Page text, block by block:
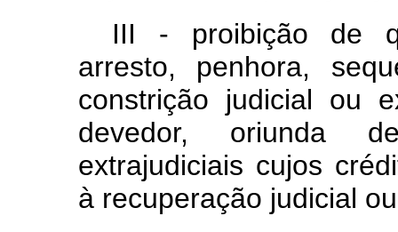
III - proibição de
arresto, penhora,
constrição judicial ou
devedor, oriunda
extrajudiciais cujos
à recuperação judicial